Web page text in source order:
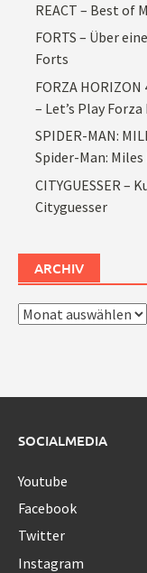
REACT – Best of
FORTS – Über
Forts
FORZA
– Let’s Play
SPIDER-MAN:
Spider-Man:
CITYGUESSER –
Cityguesser
ARCHIV
Archiv
SOCIALMEDIA
Youtube
Facebook
Twitter
Instagram